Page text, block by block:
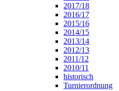
2017/18
2016/17
2015/16
2014/15
2013/14
2012/13
2011/12
2010/11
historisch
Turnierordnung